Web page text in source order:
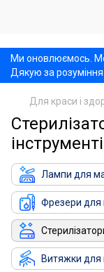
Ми оновлюємось.
Дякую за розуміння
Для краси і
Лампи для
Фрезери для
Витяжки для